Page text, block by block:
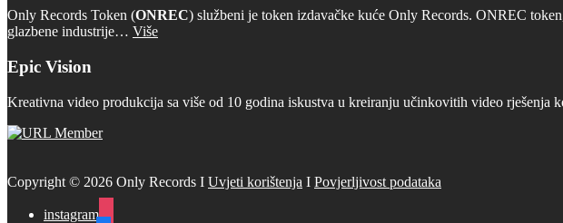
Only Records Token (ONREC) službeni je token izdavačke kuće Only Records. ONREC
glazbene industrije… Više
Epic Vision
Kreativna video produkcija sa više od 10 godina iskustva u kreiranju učinkovitih video rješenja
Copyright © 2026 Only Records I Uvjeti korištenja I Povjerljivost podataka
instagram